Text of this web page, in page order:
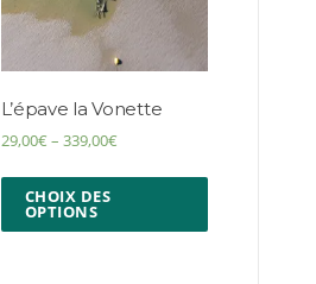
L’épave la Vonette
29,00€ – 339,00€
CHOIX DES
OPTIONS